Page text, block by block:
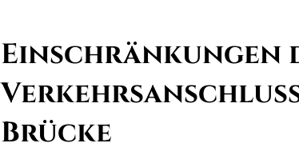
Einschränkungen
Brücke